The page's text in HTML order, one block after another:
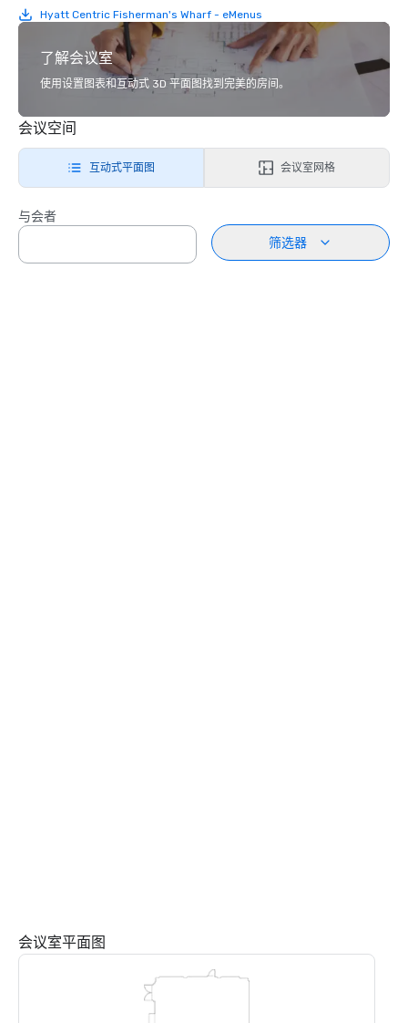
Hyatt Centric Fisherman's Wharf - eMenus
了解会议室
使用设置图表和互动式 3D 平面图找到完美的房间。
会议空间
互动式平面图 会议室网格
与会者
筛选器
会议室平面图